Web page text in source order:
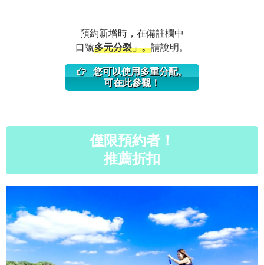
預約新增時，在備註欄中
口號多元分裂」。請說明。
您可以使用多重分配。
可在此參觀！
僅限預約者！
推薦折扣